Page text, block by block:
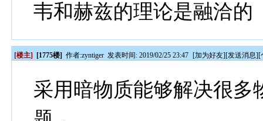
韦和赫兹的理论是融洽的
[楼主] [1775楼] 作者:zyntiger 发表时间: 2019/02/25 23:47 [加为好友][发送消息][
采用暗物质能够解决很多